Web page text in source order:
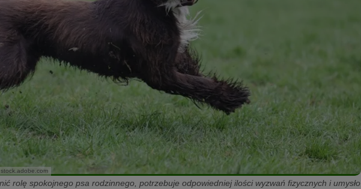
rolę spokojnego psa rodzinnego, potrzebuje odpowiedniej ilości wyzwań fizycznych i umysło